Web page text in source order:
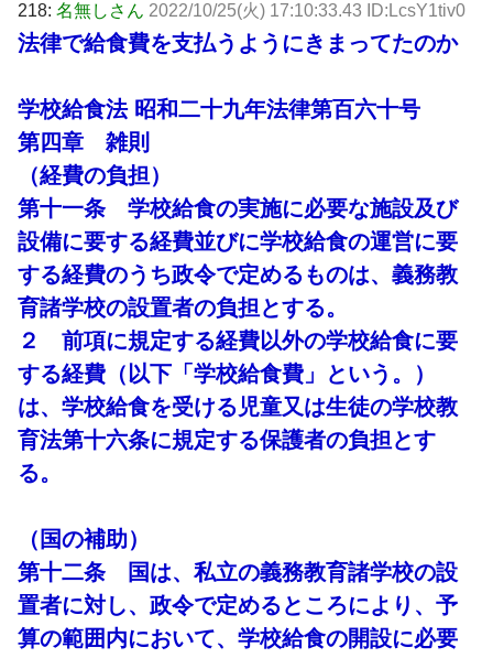
218: 名無しさん 2022/10/25(火) 17:10:33.43 ID:LcsY1tiv0
法律で給食費を支払うようにきまってたのか
学校給食法 昭和二十九年法律第百六十号
第四章 雑則
（経費の負担）
第十一条 学校給食の実施に必要な施設及び
設備に要する経費並びに学校給食の運営に要
する経費のうち政令で定めるものは、義務教
育諸学校の設置者の負担とする。
２ 前項に規定する経費以外の学校給食に要
する経費（以下「学校給食費」という。）
は、学校給食を受ける児童又は生徒の学校教
育法第十六条に規定する保護者の負担とす
る。
（国の補助）
第十二条 国は、私立の義務教育諸学校の設
置者に対し、政令で定めるところにより、予
算の範囲内において、学校給食の開設に必要